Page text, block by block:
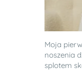
Moja
noszenia
splotem